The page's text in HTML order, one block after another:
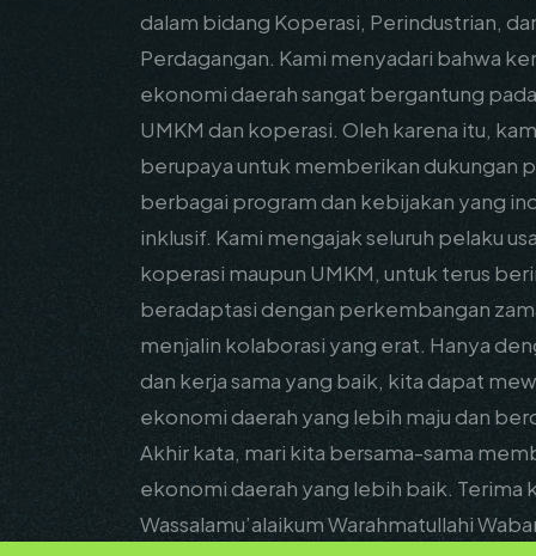
dalam bidang Koperasi, Perindustrian,
Perdagangan. Kami menyadari bahwa
ekonomi daerah sangat bergantung
UMKM dan koperasi. Oleh karena itu,
berupaya untuk memberikan dukungan
berbagai program dan kebijakan yang
inklusif. Kami mengajak seluruh pelaku
koperasi maupun UMKM, untuk terus
beradaptasi dengan perkembangan
menjalin kolaborasi yang erat. Hanya
dan kerja sama yang baik, kita dapat
ekonomi daerah yang lebih maju dan
Akhir kata, mari kita bersama-sama
ekonomi daerah yang lebih baik. Terima
Wassalamu’alaikum Warahmatullahi